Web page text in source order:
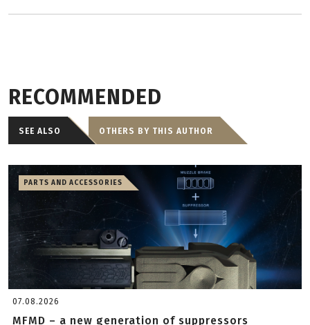
RECOMMENDED
SEE ALSO OTHERS BY THIS AUTHOR
PARTS AND ACCESSORIES
07.08.2026
MFMD – a new generation of suppressors